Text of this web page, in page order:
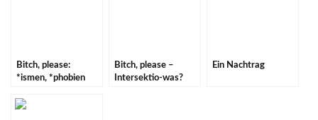
Bitch, please:
*ismen, *phobien
Bitch, please –
Intersektio-was?
Ein Nachtrag